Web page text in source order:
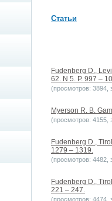
Статьи
Fudenberg D.,
62. N 5. P. 997 –
(просмотров: 3894,
Myerson R. B.
(просмотров: 4155,
Fudenberg D.,
1279 – 1319.
(просмотров: 4482,
Fudenberg D.,
221 – 247.
(просмотров: 4474,